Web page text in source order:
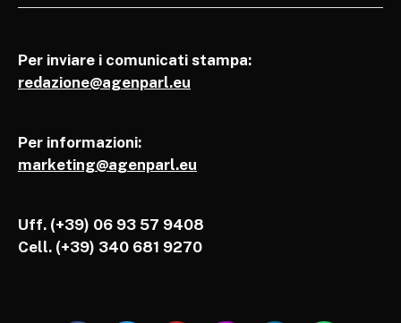
Per inviare i comunicati stampa:
redazione@agenparl.eu
Per informazioni:
marketing@agenparl.eu
Uff. (+39) 06 93 57 9408
Cell. (+39) 340 681 9270